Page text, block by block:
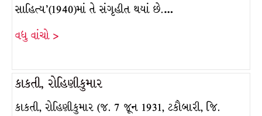
સાહિત્ય’(1940)માં તે સંગૃહીત થયાં છે.…
વધુ વાંચો >
કાકતી, રોહિણીકુમાર
કાકતી, રોહિણીકુમાર (જ. 7 જૂન 1931, ટકૌબારી, જિ.